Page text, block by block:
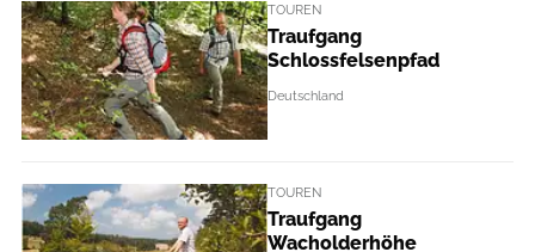
TOUREN
Traufgang
Schlossfelsenpfad
Deutschland
TOUREN
Traufgang
Wacholderhöhe